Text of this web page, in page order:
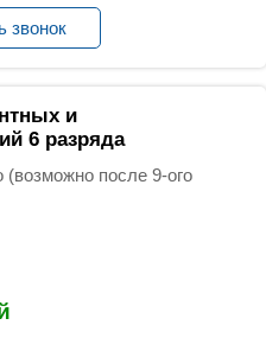
звонок
и
6 разряда
после 9-ого